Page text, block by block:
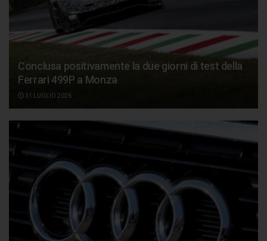
Conclusa positivamente la due giorni di test della
Ferrari 499P a Monza
31 LUGLIO 2026